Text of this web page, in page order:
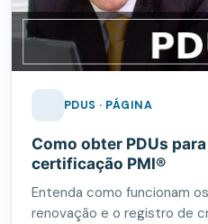
PDUS · PÁGINA
Como obter PDUs
certificação PMI®
Entenda como funcionam
renovação e o registro de